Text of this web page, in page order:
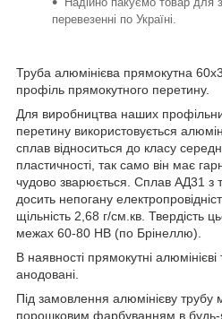
перевезенні по Україні.
Труба алюмінієва прямокутна
профіль прямокутного перетину.
Для виробництва наших
перетину використовується
сплав відноситься до класу
пластичності, так само він має
чудово зварюється. Сплав АД31
досить непогану
щільність 2,68 г/см.кв. Твердість
межах 60-80 НВ (по Брінеллю).
В наявності прямокутні
анодовані.
Під замовлення алюмінієву
порошковим фарбуванням в будь-